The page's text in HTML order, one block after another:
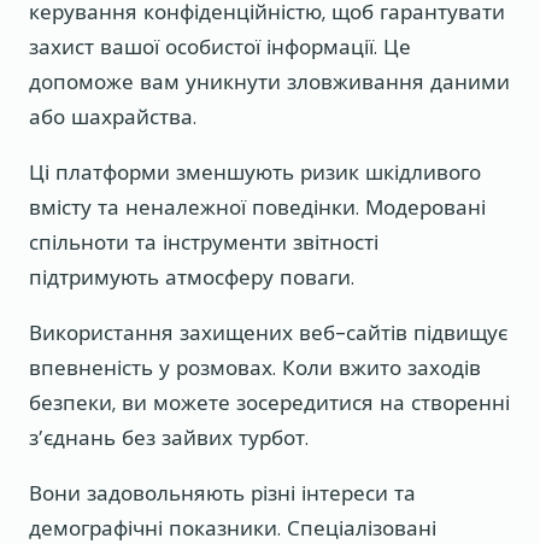
керування конфіденційністю, щоб гарантувати
захист вашої особистої інформації. Це
допоможе вам уникнути зловживання даними
або шахрайства.
Ці платформи зменшують ризик шкідливого
вмісту та неналежної поведінки. Модеровані
спільноти та інструменти звітності
підтримують атмосферу поваги.
Використання захищених веб-сайтів підвищує
впевненість у розмовах. Коли вжито заходів
безпеки, ви можете зосередитися на створенні
з’єднань без зайвих турбот.
Вони задовольняють різні інтереси та
демографічні показники. Спеціалізовані